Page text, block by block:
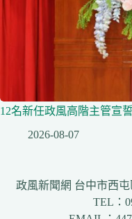
12名新任政風高階主管宣
2026-08-07
政風新聞網 台中市西
TEL：